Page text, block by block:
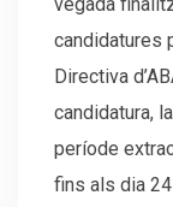
candidatures
Directiva
candidatura,
període
fins als dia